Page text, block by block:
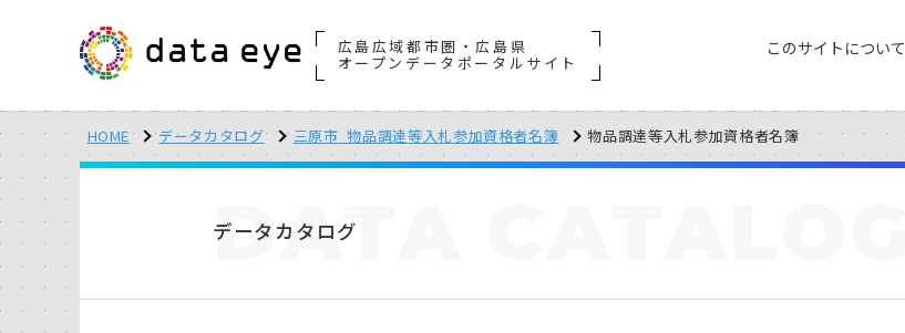
広島広域都市圏・広島県
オープンデータポータルサイト
このサイトについて
HOME データカタログ 三原市_物品調達等入札参加資格者名簿 物品調達等入札参加資格者名簿
データカタログ
DATA